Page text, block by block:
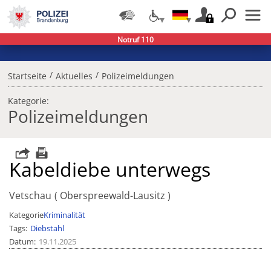
Startseite / Aktuelles / Polizeimeldungen
Kategorie:
Polizeimeldungen
Kabeldiebe unterwegs
Vetschau Oberspreewald-Lausitz
KategorieKriminalität
Tags Diebstahl
Datum 19.11.2025
Notruf 110